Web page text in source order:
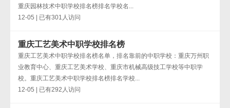
重庆园林技术中职学校排名榜排名学校名...
12-05 | 已有301人访问
重庆工艺美术中职学校排名榜
重庆工艺美术中职学校排名榜名单，排名靠前的中职学校：重庆万州职
业教育中心、重庆工艺美术学校、重庆市机械高级技工学校等中职学
校。重庆工艺美术中职学校排名榜排名学校...
12-05 | 已有292人访问